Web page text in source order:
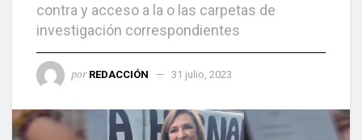
contra y acceso a la o las carpetas de
investigación correspondientes
por REDACCIÓN 31 julio, 2023